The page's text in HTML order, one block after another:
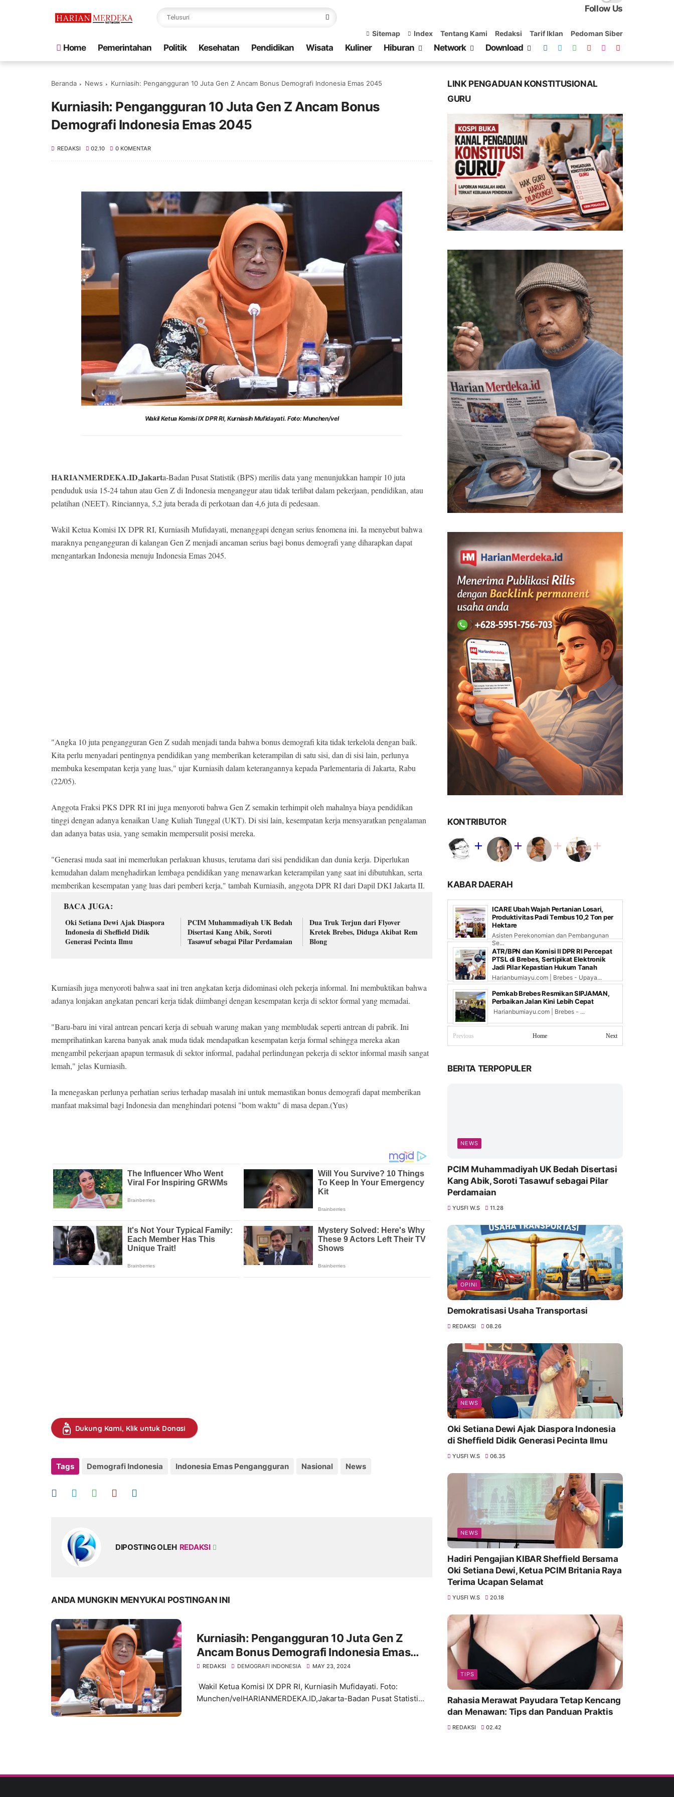
Follow Us
Sitemap Index Tentang Kami Redaksi Tarif Iklan Pedoman Siber
Home Pemerintahan Politik Kesehatan Pendidikan Wisata Kuliner Hiburan Network Download
Beranda News Kurniasih: Pengangguran 10 Juta Gen Z Ancam Bonus Demografi Indonesia Emas 2045
Kurniasih: Pengangguran 10 Juta Gen Z Ancam Bonus
Demografi Indonesia Emas 2045
REDAKSI 02.10 0 KOMENTAR
Wakil Ketua Komisi IX DPR RI, Kurniasih Mufidayati. Foto: Munchen/vel
HARIANMERDEKA.ID,Jakarta-Badan Pusat Statistik (BPS) merilis data yang menunjukkan hampir 10 juta
penduduk usia 15-24 tahun atau Gen Z di Indonesia menganggur atau tidak terlibat dalam pekerjaan, pendidikan, atau
pelatihan (NEET). Rinciannya, 5,2 juta berada di perkotaan dan 4,6 juta di pedesaan.
Wakil Ketua Komisi IX DPR RI, Kurniasih Mufidayati, menanggapi dengan serius fenomena ini. Ia menyebut bahwa
maraknya pengangguran di kalangan Gen Z menjadi ancaman serius bagi bonus demografi yang diharapkan dapat
mengantarkan Indonesia menuju Indonesia Emas 2045.
"Angka 10 juta pengangguran Gen Z sudah menjadi tanda bahwa bonus demografi kita tidak terkelola dengan baik.
Kita perlu menyadari pentingnya pendidikan yang memberikan keterampilan di satu sisi, dan di sisi lain, perlunya
membuka kesempatan kerja yang luas," ujar Kurniasih dalam keterangannya kepada Parlementaria di Jakarta, Rabu
(22/05).
Anggota Fraksi PKS DPR RI ini juga menyoroti bahwa Gen Z semakin terhimpit oleh mahalnya biaya pendidikan
tinggi dengan adanya kenaikan Uang Kuliah Tunggal (UKT). Di sisi lain, kesempatan kerja mensyaratkan pengalaman
dan adanya batas usia, yang semakin mempersulit posisi mereka.
"Generasi muda saat ini memerlukan perlakuan khusus, terutama dari sisi pendidikan dan dunia kerja. Diperlukan
kemudahan dalam menghadirkan lembaga pendidikan yang menawarkan keterampilan yang saat ini dibutuhkan, serta
memberikan kesempatan yang luas dari pemberi kerja," tambah Kurniasih, anggota DPR RI dari Dapil DKI Jakarta II.
BACA JUGA
Oki Setiana Dewi Ajak Diaspora
Indonesia di Sheffield Didik
Generasi Pecinta Ilmu
PCIM Muhammadiyah UK Bedah
Disertasi Kang Abik, Soroti
Tasawuf sebagai Pilar Perdamaian
Dua Truk Terjun dari Flyover
Kretek Brebes, Diduga Akibat Rem
Blong
Kurniasih juga menyoroti bahwa saat ini tren angkatan kerja didominasi oleh pekerja informal. Ini membuktikan bahwa
adanya lonjakan angkatan pencari kerja tidak diimbangi dengan kesempatan kerja di sektor formal yang memadai.
"Baru-baru ini viral antrean pencari kerja di sebuah warung makan yang membludak seperti antrean di pabrik. Ini
memprihatinkan karena banyak anak muda tidak mendapatkan kesempatan kerja formal sehingga mereka akan
mengambil pekerjaan apapun termasuk di sektor informal, padahal perlindungan pekerja di sektor informal masih sangat
lemah," jelas Kurniasih.
Ia menegaskan perlunya perhatian serius terhadap masalah ini untuk memastikan bonus demografi dapat memberikan
manfaat maksimal bagi Indonesia dan menghindari potensi "bom waktu" di masa depan.(Yus)
Dukung Kami, Klik untuk Donasi
Tags Demografi Indonesia Indonesia Emas Pengangguran Nasional News
DIPOSTING OLEH REDAKSI
ANDA MUNGKIN MENYUKAI POSTINGAN INI
Kurniasih: Pengangguran 10 Juta Gen Z
Ancam Bonus Demografi Indonesia Emas
2045
REDAKSI DEMOGRAFI INDONESIA MAY 23, 2024
Wakil Ketua Komisi IX DPR RI, Kurniasih Mufidayati. Foto:
Munchen/velHARIANMERDEKA.ID,Jakarta-Badan Pusat Statisti...
LINK PENGADUAN KONSTITUSIONAL
GURU
KONTRIBUTOR
KABAR DAERAH
ICARE Ubah Wajah Pertanian Losari,
Produktivitas Padi Tembus 10,2 Ton per
Hektare
Asisten Perekonomian dan Pembangunan
Se...
ATR/BPN dan Komisi II DPR RI Percepat
PTSL di Brebes, Sertipikat Elektronik
Jadi Pilar Kepastian Hukum Tanah
Harianbumiayu.com | Brebes - Upaya...
Pemkab Brebes Resmikan SIPJAMAN,
Perbaikan Jalan Kini Lebih Cepat
Harianbumiayu.com | Brebes - ...
Previous Next
Home
BERITA TERPOPULER
NEWS
PCIM Muhammadiyah UK Bedah Disertasi
Kang Abik, Soroti Tasawuf sebagai Pilar
Perdamaian
YUSFI W.S 11.28
OPINI
Demokratisasi Usaha Transportasi
REDAKSI 08.26
NEWS
Oki Setiana Dewi Ajak Diaspora Indonesia
di Sheffield Didik Generasi Pecinta Ilmu
YUSFI W.S 06.35
NEWS
Hadiri Pengajian KIBAR Sheffield Bersama
Oki Setiana Dewi, Ketua PCIM Britania Raya
Terima Ucapan Selamat
YUSFI W.S 20.18
TIPS
Rahasia Merawat Payudara Tetap Kencang
dan Menawan: Tips dan Panduan Praktis
REDAKSI 02.42